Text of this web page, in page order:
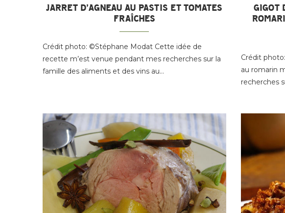
JARRET D’AGNEAU AU PASTIS ET TOMATES
FRAÎCHES
Crédit photo: ©Stéphane Modat Cette idée de
recette m’est venue pendant mes recherches sur la
famille des aliments et des vins au…
GIGOT
Crédit
au romarin
recherches